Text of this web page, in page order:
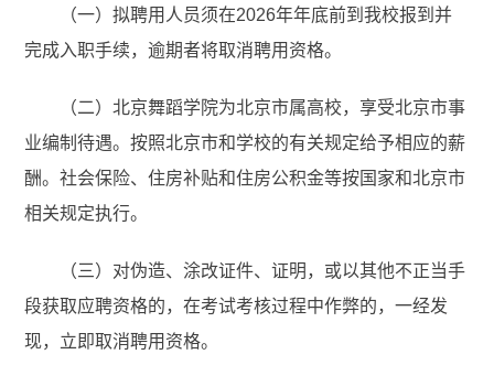
（一）拟聘用人员须在2026年年底前到我校报到并
完成入职手续，逾期者将取消聘用资格。
（二）北京舞蹈学院为北京市属高校，享受北京市事
业编制待遇。按照北京市和学校的有关规定给予相应的薪
酬。社会保险、住房补贴和住房公积金等按国家和北京市
相关规定执行。
（三）对伪造、涂改证件、证明，或以其他不正当手
段获取应聘资格的，在考试考核过程中作弊的，一经发
现，立即取消聘用资格。